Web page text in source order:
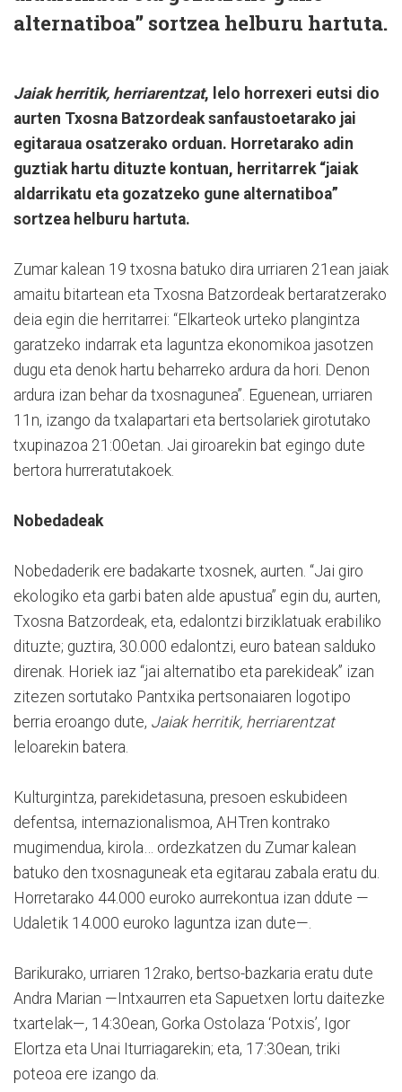
alternatiboa” sortzea helburu hartuta.
Jaiak herritik, herriarentzat, lelo horrexeri eutsi dio
aurten Txosna Batzordeak sanfaustoetarako jai
egitaraua osatzerako orduan. Horretarako adin
guztiak hartu dituzte kontuan, herritarrek “jaiak
aldarrikatu eta gozatzeko gune alternatiboa”
sortzea helburu hartuta.
Zumar kalean 19 txosna batuko dira urriaren 21ean jaiak
amaitu bitartean eta Txosna Batzordeak bertaratzerako
deia egin die herritarrei: “Elkarteok urteko plangintza
garatzeko indarrak eta laguntza ekonomikoa jasotzen
dugu eta denok hartu beharreko ardura da hori. Denon
ardura izan behar da txosnagunea”. Eguenean, urriaren
11n, izango da txalapartari eta bertsolariek girotutako
txupinazoa 21:00etan. Jai giroarekin bat egingo dute
bertora hurreratutakoek.
Nobedadeak
Nobedaderik ere badakarte txosnek, aurten. “Jai giro
ekologiko eta garbi baten alde apustua” egin du, aurten,
Txosna Batzordeak, eta, edalontzi birziklatuak erabiliko
dituzte; guztira, 30.000 edalontzi, euro batean salduko
direnak. Horiek iaz “jai alternatibo eta parekideak” izan
zitezen sortutako Pantxika pertsonaiaren logotipo
berria eroango dute, Jaiak herritik, herriarentzat
leloarekin batera.
Kulturgintza, parekidetasuna, presoen eskubideen
defentsa, internazionalismoa, AHTren kontrako
mugimendua, kirola… ordezkatzen du Zumar kalean
batuko den txosnaguneak eta egitarau zabala eratu du.
Horretarako 44.000 euroko aurrekontua izan ddute —
Udaletik 14.000 euroko laguntza izan dute—.
Barikurako, urriaren 12rako, bertso-bazkaria eratu dute
Andra Marian —Intxaurren eta Sapuetxen lortu daitezke
txartelak—, 14:30ean, Gorka Ostolaza ‘Potxis’, Igor
Elortza eta Unai Iturriagarekin; eta, 17:30ean, triki
poteoa ere izango da.